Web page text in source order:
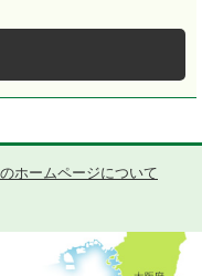
ホームページについて